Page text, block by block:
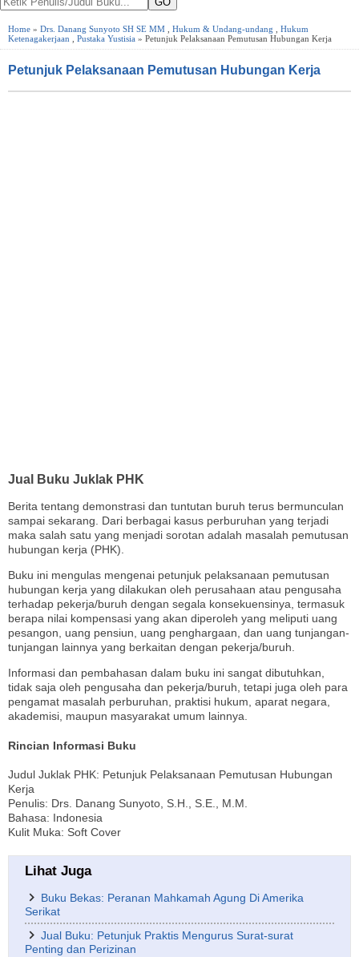
Home » Drs. Danang Sunyoto SH SE MM Hukum & Undang-undang
Hukum
Ketenagakerjaan
Pustaka Yustisia » Petunjuk Pelaksanaan Pemutusan Hubungan Kerja
Petunjuk Pelaksanaan Pemutusan Hubungan Kerja
Jual Buku Juklak PHK
Berita tentang demonstrasi dan tuntutan buruh terus bermunculan
sampai sekarang. Dari berbagai kasus perburuhan yang terjadi
maka salah satu yang menjadi sorotan adalah masalah pemutusan
hubungan kerja (PHK).
Buku ini mengulas mengenai petunjuk pelaksanaan pemutusan
hubungan kerja yang dilakukan oleh perusahaan atau pengusaha
terhadap pekerja/buruh dengan segala konsekuensinya, termasuk
berapa nilai kompensasi yang akan diperoleh yang meliputi uang
pesangon, uang pensiun, uang penghargaan, dan uang tunjangan-
tunjangan lainnya yang berkaitan dengan pekerja/buruh.
Informasi dan pembahasan dalam buku ini sangat dibutuhkan,
tidak saja oleh pengusaha dan pekerja/buruh, tetapi juga oleh para
pengamat masalah perburuhan, praktisi hukum, aparat negara,
akademisi, maupun masyarakat umum lainnya.
Rincian Informasi Buku
Judul Juklak PHK: Petunjuk Pelaksanaan Pemutusan Hubungan
Kerja
Penulis: Drs. Danang Sunyoto, S.H., S.E., M.M.
Bahasa: Indonesia
Kulit Muka: Soft Cover
Lihat Juga
Buku Bekas: Peranan Mahkamah Agung Di Amerika
Serikat
Jual Buku: Petunjuk Praktis Mengurus Surat-surat
Penting dan Perizinan